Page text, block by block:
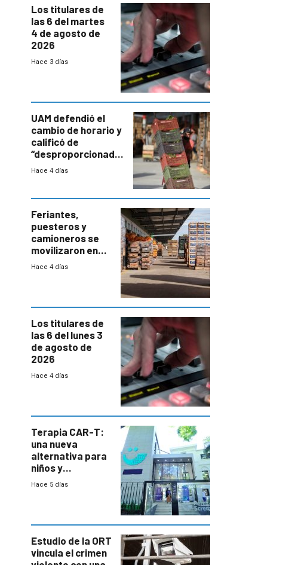
Los titulares de
las 6 del martes
4 de agosto de
2026
Hace 3 días
UAM defendió el
cambio de horario y
calificó de
“desproporcionado”
el bloqueo de
Hace 4 días
Feriantes,
puesteros y
camioneros se
movilizaron en
rechazo a
Hace 4 días
Los titulares de
las 6 del lunes 3
de agosto de
2026
Hace 4 días
Terapia CAR-T:
una nueva
alternativa para
niños y
adolescentes
Hace 5 días
Estudio de la ORT
vincula el crimen